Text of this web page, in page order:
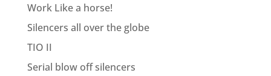
Work Like a horse!
Silencers all over the globe
TIO II
Serial blow off silencers